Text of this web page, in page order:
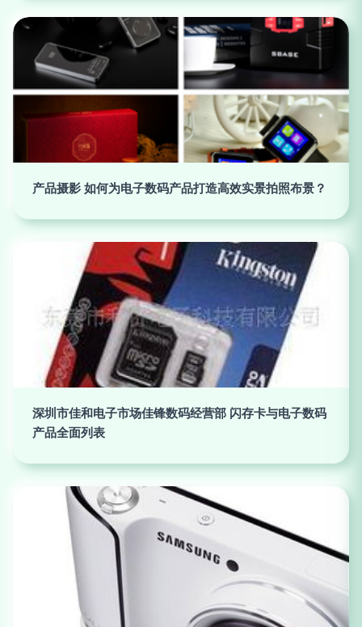
产品摄影 如何为电子数码产品打造高效实景拍照布景？
深圳市佳和电子市场佳锋数码经营部 闪存卡与电子数码
产品全面列表